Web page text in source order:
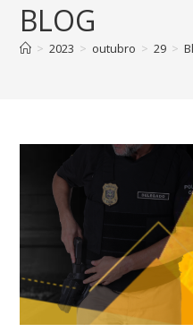
BLOG
> 2023 > outubro > 29 >